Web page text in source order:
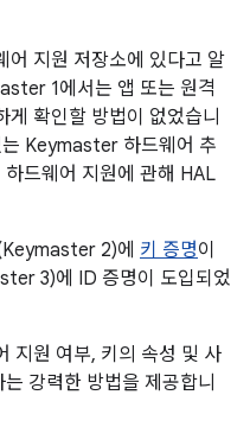
어 지원 저장소에 있다고 알
1에서는 앱 또는 원격
확인할 방법이 없었습니
Keymaster 하드웨어 추
드웨어 지원에 관해 HAL
2)에 키 증명이
3)에 ID 증명이 도입되었
지원 여부, 키의 속성 및 사
강력한 방법을 제공합니